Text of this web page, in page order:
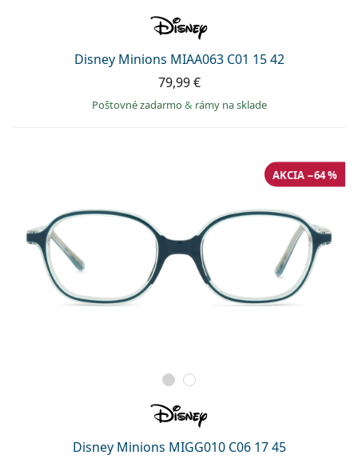
Disney Minions MIAA063 C01 15 42
79,99 €
Poštovné zadarmo& rámy na sklade
Disney Minions MIGG010 C06 17 45
AKCIA −64 %